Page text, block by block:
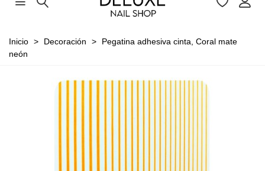
Inicio > Decoración >
Pegatina adhesiva cinta, Coral mate
neón